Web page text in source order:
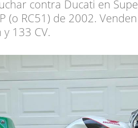
contra Ducati en
(o RC51) de 2002.
133 CV.